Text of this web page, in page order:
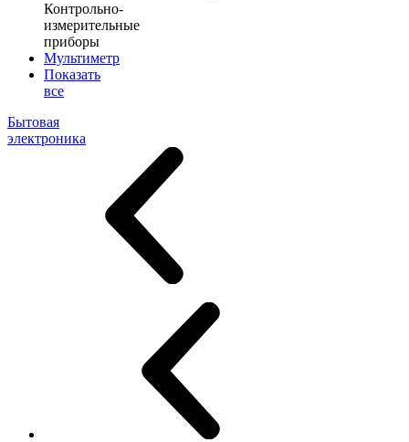
Контрольно-
измерительные
приборы
Мультиметр
Показать
все
Бытовая
электроника